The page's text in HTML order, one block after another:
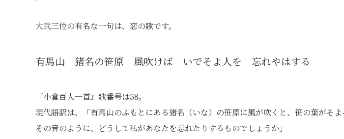
大弐三位の有名な一句は、恋の歌です。
有馬山 猪名の笹原 風吹けば いでそよ人を 忘れやはする
『小倉百人一首』歌番号は58。
現代語訳は、「有馬山のふもとにある猪名（いな）の笹原に風が吹くと、笹の葉がそよ
その音のように、どうして私があなたを忘れたりするものでしょうか」